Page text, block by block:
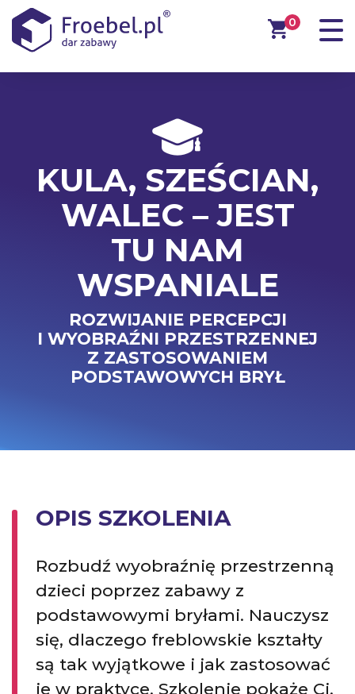
0
KULA, SZEŚCIAN,
WALEC – JEST
TU NAM
WSPANIALE
ROZWIJANIE PERCEPCJI
I WYOBRAŹNI PRZESTRZENNEJ
Z ZASTOSOWANIEM
PODSTAWOWYCH BRYŁ
OPIS SZKOLENIA
Rozbudź wyobraźnię przestrzenną
dzieci poprzez zabawy z
podstawowymi bryłami. Nauczysz
się, dlaczego freblowskie kształty
są tak wyjątkowe i jak zastosować
je w praktyce. Szkolenie pokaże Ci,